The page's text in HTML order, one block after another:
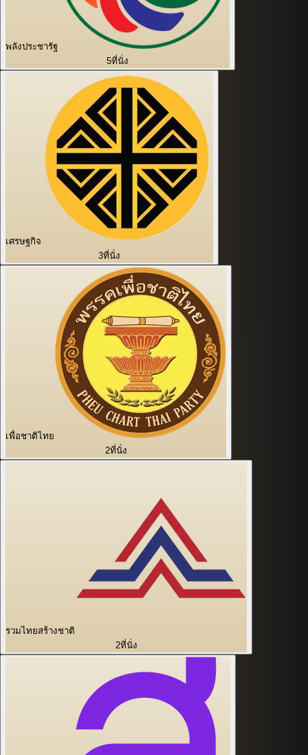
พลังประชารัฐ
5ที่นั่ง
เศรษฐกิจ
3ที่นั่ง
เพื่อชาติไทย
2ที่นั่ง
รวมไทยสร้างชาติ
2ที่นั่ง